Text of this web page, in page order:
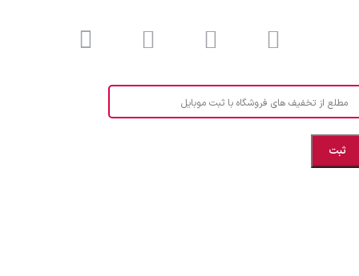
مطلع از تخفیف های فروشگاه با ثبت موبایل